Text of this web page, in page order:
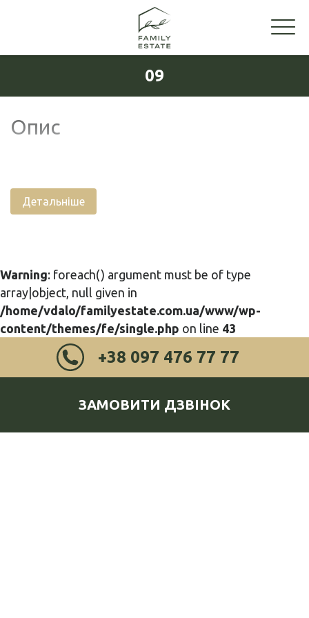
09
Опис
Детальніше
Warning: foreach() argument must be of type
array|object, null given in
/home/vdalo/familyestate.com.ua/www/wp-
content/themes/fe/single.php on line 43
+38 097 476 77 77
ЗАМОВИТИ ДЗВІНОК